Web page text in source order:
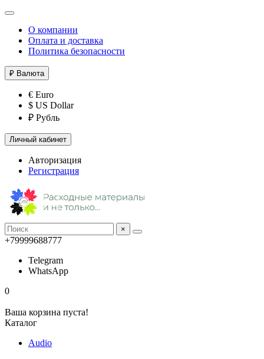
О компании
Оплата и доставка
Политика безопасности
₽ Валюта
€ Euro
$ US Dollar
₽ Рубль
Личный кабинет
Авторизация
Регистрация
×
+79999688777
Telegram
WhatsApp
0
Ваша корзина пуста!
Каталог
Audio